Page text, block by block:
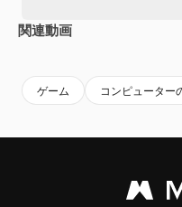
関連動画
ゲーム コンピューター